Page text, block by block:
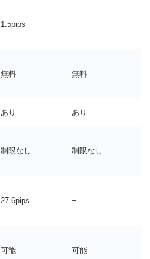
1.5pips
無料 無料
あり あり
制限なし 制限なし
27.6pips −
可能 可能